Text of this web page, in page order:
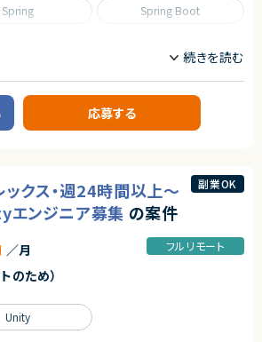
クトでのリーダー経験（詳細設計や成果物レビ
合える方
術的牽引ができる方
高い方
ルサービス開発を推進するプロジェクトです。
よびバックエンドシステムの継続的なエンハンス
り、数ヶ月から半年単位で新機能追加や改善を継
支援
計、実装、テスト
向上活動
案、改善推進
整およびコミュニケーション
Spring Spring Boot
応募する
ックス・週24時間以上～
エンジニア募集 の案件
／月
のため）
フルリモート
副業OK
Unity